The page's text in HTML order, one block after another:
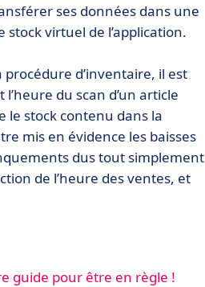
ses données dans une
virtuel de l’application.
d’inventaire, il est
du scan d’un article
le stock contenu dans la
mis en évidence les baisses
dus tout simplement
de l’heure des ventes, et
guide pour être en règle !